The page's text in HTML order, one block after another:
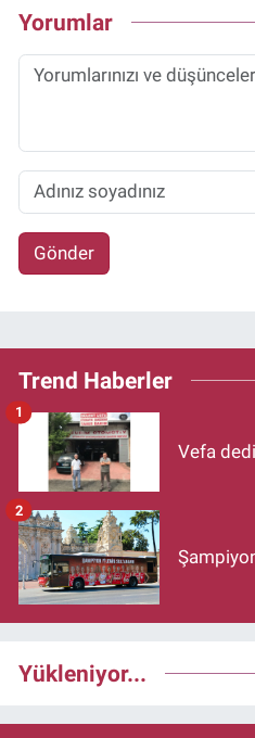
Yorumlar
Gönder
Trend Haberler
Vefa
1
2
Yükleniyor...